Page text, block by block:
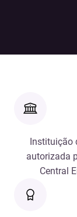
Instituição
autorizada
Central